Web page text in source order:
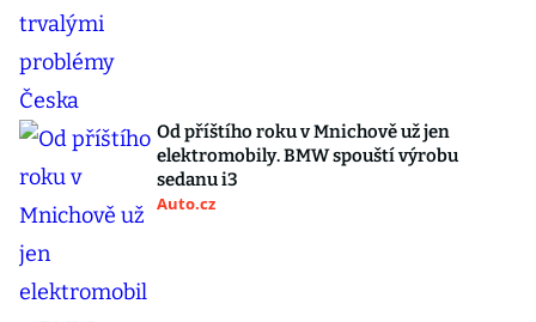
Od příštího roku v Mnichově už jen
elektromobily. BMW spouští výrobu
sedanu i3
Auto.cz